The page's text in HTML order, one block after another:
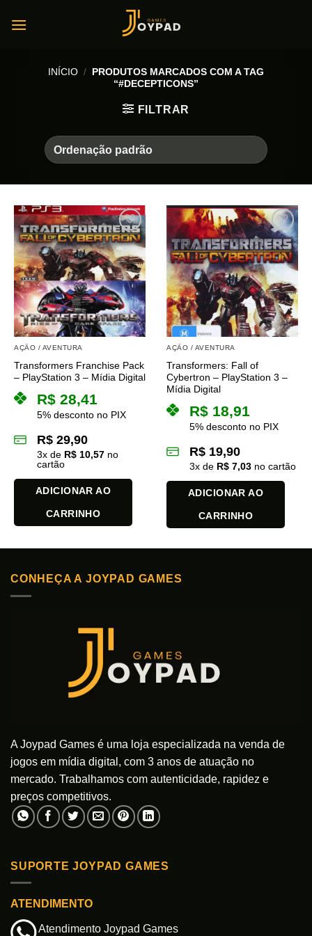
INÍCIO / PRODUTOS MARCADOS COM A TAG
“#DECEPTICONS”
FILTRAR
AÇÃO / AVENTURA
Transformers Franchise Pack
– PlayStation 3 – Mídia Digital
R$ 28,41
5% desconto no PIX
R$ 29,90
3x de R$ 10,57 no
cartão
ADICIONAR AO
CARRINHO
AÇÃO / AVENTURA
Transformers: Fall of
Cybertron – PlayStation 3 –
Mídia Digital
R$ 18,91
5% desconto no PIX
R$ 19,90
3x de R$ 7,03 no cartão
ADICIONAR AO
CARRINHO
CONHEÇA A JOYPAD GAMES
A Joypad Games é uma loja especializada na venda de
jogos em mídia digital, com 3 anos de atuação no
mercado. Trabalhamos com autenticidade, rapidez e
preços competitivos.
SUPORTE JOYPAD GAMES
ATENDIMENTO
Atendimento Joypad Games